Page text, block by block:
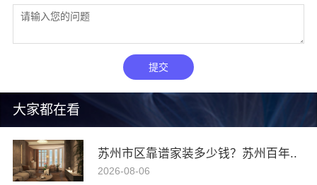
大家都在看
苏州市区靠谱家装多少钱？苏州百年..
2026-08-06
提交